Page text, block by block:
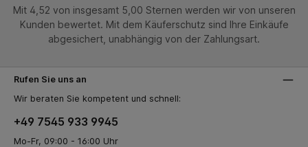
Mit 4,52 von insgesamt 5,00 Sternen werden wir von unseren
Kunden bewertet. Mit dem Käuferschutz sind Ihre Einkäufe
abgesichert, unabhängig von der Zahlungsart.
Rufen Sie uns an
Wir beraten Sie kompetent und schnell:
+49 7545 933 9945
Mo-Fr, 09:00 - 16:00 Uhr